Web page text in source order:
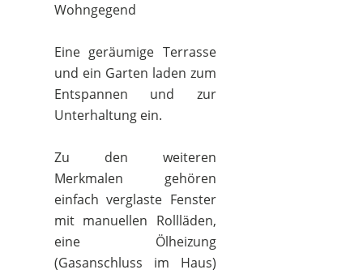
Wohngegend
Eine geräumige Terrasse
und ein Garten laden zum
Entspannen und zur
Unterhaltung ein.
Zu den weiteren
Merkmalen gehören
einfach verglaste Fenster
mit manuellen Rollläden,
eine Ölheizung
(Gasanschluss im Haus)